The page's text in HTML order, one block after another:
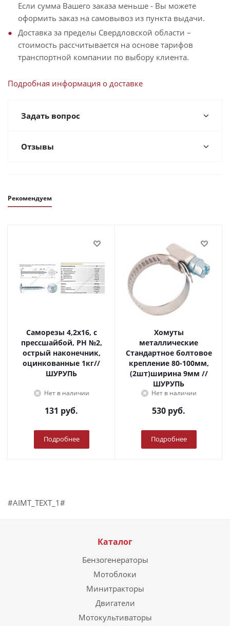
Если сумма Вашего заказа меньше - Вы можете
оформить заказ на самовывоз из пункта выдачи.
Доставка за пределы Свердловской области –
стоимость рассчитывается на основе тарифов
транспортной компании по выбору клиента.
Подробная информация о доставке
Задать вопрос
Отзывы
Рекомендуем
Саморезы 4,2х16, с
прессшайбой, PH №2,
острый наконечник,
оцинкованные 1кг//
ШУРУПЬ
Нет в наличии
131 руб.
Подробнее
Хомуты
металлические
Стандартное болтовое
крепление 80-100мм,
(2шт)ширина 9мм //
ШУРУПЬ
Нет в наличии
530 руб.
Подробнее
#AIMT_TEXT_1#
Каталог
Бензогенераторы
Мотоблоки
Минитракторы
Двигатели
Мотокультиваторы